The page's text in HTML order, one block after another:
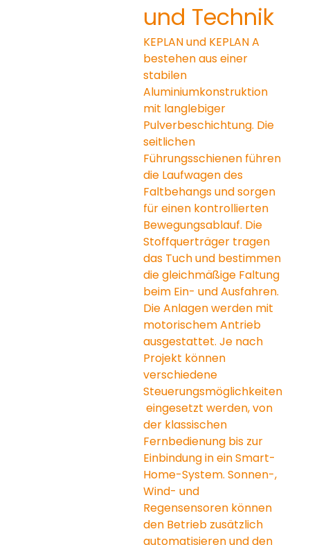
und Technik
KEPLAN und KEPLAN A
bestehen aus einer
stabilen
Aluminiumkonstruktion
mit langlebiger
Pulverbeschichtung. Die
seitlichen
Führungsschienen führen
die Laufwagen des
Faltbehangs und sorgen
für einen kontrollierten
Bewegungsablauf. Die
Stoffquerträger tragen
das Tuch und bestimmen
die gleichmäßige Faltung
beim Ein- und Ausfahren.
Die Anlagen werden mit
motorischem Antrieb
ausgestattet. Je nach
Projekt können
verschiedene
Steuerungsmöglichkeiten
eingesetzt werden, von
der klassischen
Fernbedienung bis zur
Einbindung in ein Smart-
Home-System. Sonnen-,
Wind- und
Regensensoren können
den Betrieb zusätzlich
automatisieren und den